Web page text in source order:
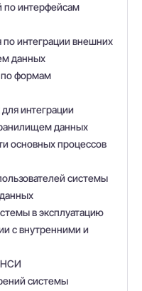
по интерфейсам
по интеграции внешних
данных
по формам
интеграции
данных
основных процессов
системы
в эксплуатацию
с внутренними и
НСИ
системы